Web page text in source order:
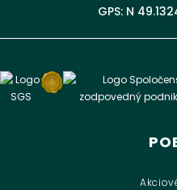
GPS: N